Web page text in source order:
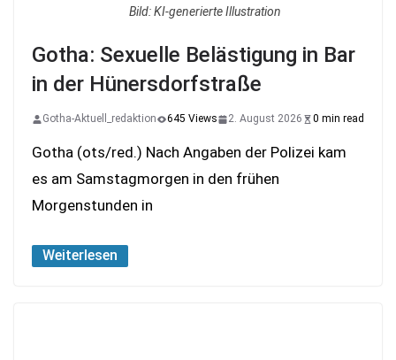
Bild: KI-generierte Illustration
Gotha: Sexuelle Belästigung in Bar
in der Hünersdorfstraße
Gotha-Aktuell_redaktion 645 Views 2. August 2026 0 min read
Gotha (ots/red.) Nach Angaben der Polizei kam
es am Samstagmorgen in den frühen
Morgenstunden in
Weiterlesen